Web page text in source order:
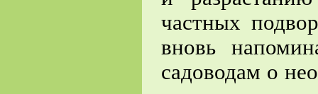
частных
вновь
садоводам о